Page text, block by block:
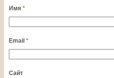
Имя *
Email *
Сайт